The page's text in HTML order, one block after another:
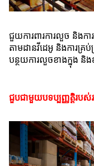
ជួយការពារការលួច និងក
តាមដានវីដេអូ និងការគ្រ
បន្ថយការលួចខាងក្នុង និង
ជួបជាមួយបទប្បញ្ញត្តិរប